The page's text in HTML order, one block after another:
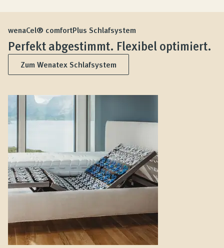
wenaCel® comfortPlus Schlafsystem
Perfekt abgestimmt. Flexibel optimiert.
Zum Wenatex Schlafsystem